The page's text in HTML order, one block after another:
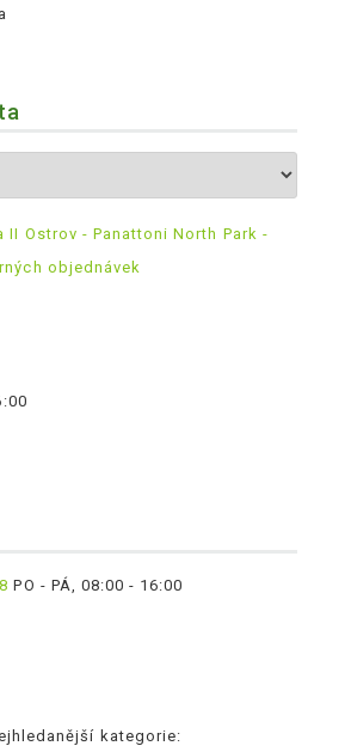
II Ostrov - Panattoni North Park -
objednávek
PO - PÁ, 08:00 - 16:00
kategorie: